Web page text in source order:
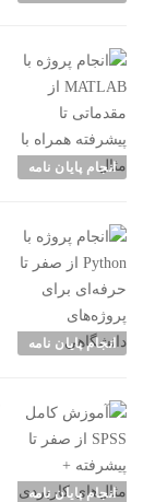
انجام پایان نامه
انجام پایان نامه
انجام پایان نامه